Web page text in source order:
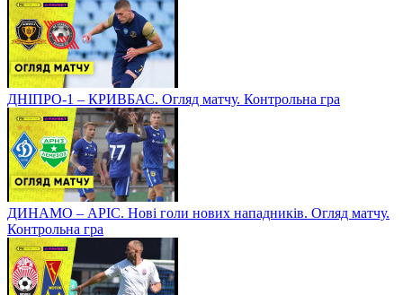
ДНІПРО-1 – КРИВБАС. Огляд матчу. Контрольна гра
ДИНАМО – АРІС. Нові голи нових нападників. Огляд матчу.
Контрольна гра